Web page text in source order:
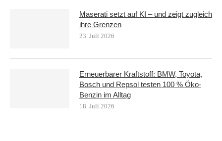
Maserati setzt auf KI – und zeigt zugleich
ihre Grenzen
23. Juli 2026
Erneuerbarer Kraftstoff: BMW, Toyota,
Bosch und Repsol testen 100 % Öko-
Benzin im Alltag
18. Juli 2026